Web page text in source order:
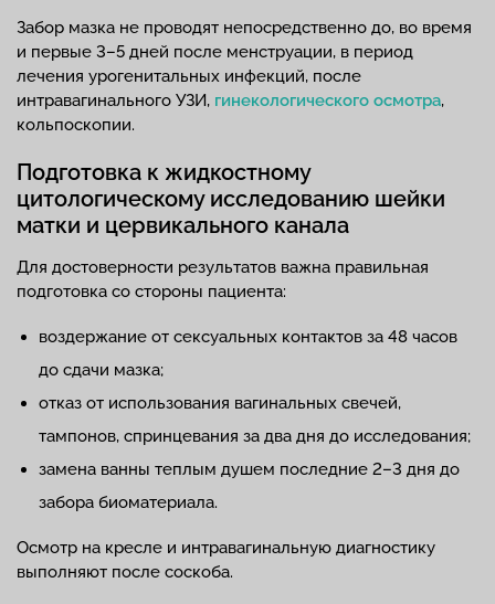
Забор мазка не проводят непосредственно до, во время
и первые 3–5 дней после менструации, в период
лечения урогенитальных инфекций, после
интравагинального УЗИ, гинекологического осмотра,
кольпоскопии.
Подготовка к жидкостному
цитологическому исследованию шейки
матки и цервикального канала
Для достоверности результатов важна правильная
подготовка со стороны пациента:
воздержание от сексуальных контактов за 48 часов
до сдачи мазка;
отказ от использования вагинальных свечей,
тампонов, спринцевания за два дня до исследования;
замена ванны теплым душем последние 2–3 дня до
забора биоматериала.
Осмотр на кресле и интравагинальную диагностику
выполняют после соскоба.